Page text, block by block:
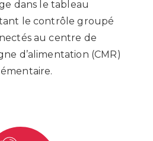
dans le tableau
le contrôle groupé
au centre de
d’alimentation (CMR)